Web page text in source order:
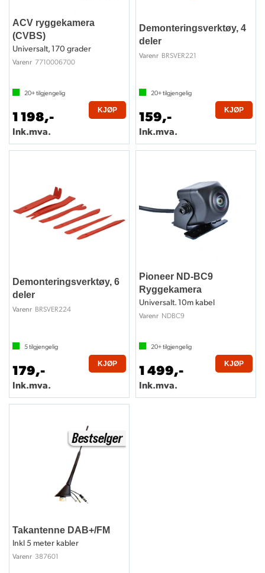
ACV ryggekamera
(CVBS)
Universalt, 170 grader
Varenr 7710006700
20+tilgjengelig
1 198,-
Ink.mva.
KJØP
Demonteringsverktøy, 4
deler
Varenr BRSVER221
20+tilgjengelig
159,-
Ink.mva.
KJØP
Demonteringsverktøy, 6
deler
Varenr BRSVER224
5tilgjengelig
179,-
Ink.mva.
KJØP
Pioneer ND-BC9
Ryggekamera
Universalt. 10m kabel
Varenr NDBC9
20+tilgjengelig
1 499,-
Ink.mva.
KJØP
Takantenne DAB+/FM
Inkl 5 meter kabler
Varenr 387601